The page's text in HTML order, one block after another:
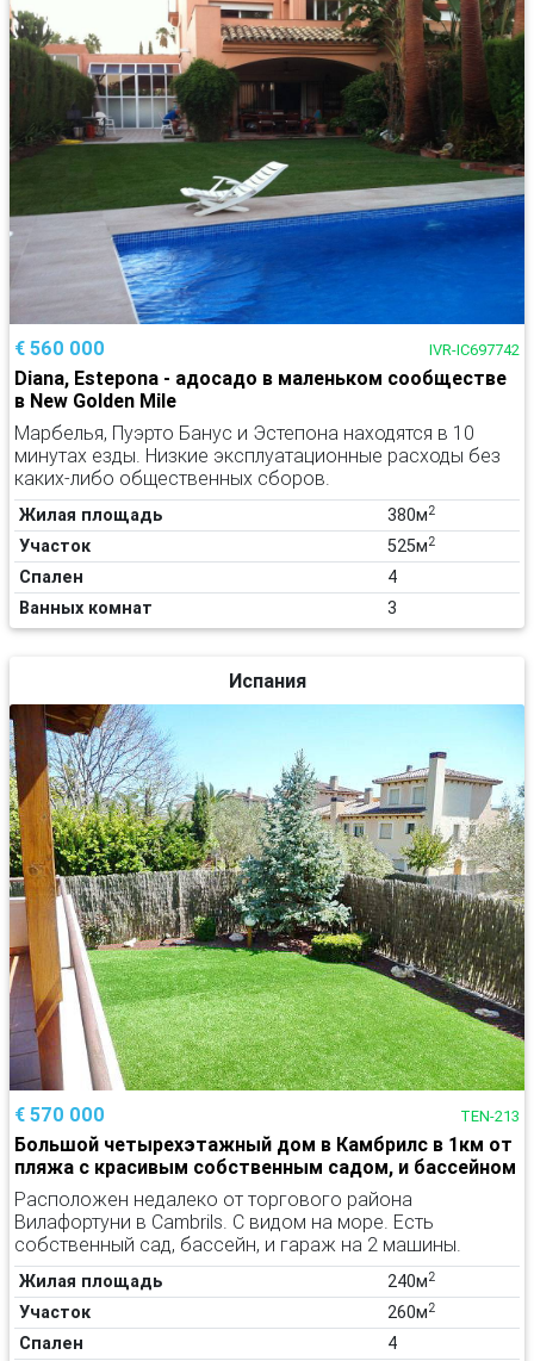
€ 560 000 IVR-IC697742
Diana, Estepona - адосадо в маленьком сообществе
в New Golden Mile
Марбелья, Пуэрто Банус и Эстепона находятся в 10
минутах езды. Низкие эксплуатационные расходы без
каких-либо общественных сборов.
Жилая площадь 380м2
Участок 525м2
Спален
4
Ванных комнат
3
Испания
€ 570 000 TEN-213
Большой четырехэтажный дом в Камбрилс в 1км от
пляжа с красивым собственным садом, и бассейном
Расположен недалеко от торгового района
Вилафортуни в Cambrils. С видом на море. Есть
собственный сад, бассейн, и гараж на 2 машины.
Жилая площадь 240м2
Участок 260м2
Спален
4